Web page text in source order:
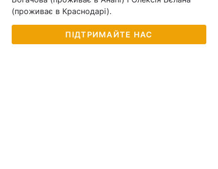
(проживає в Краснодарі).
ПІДТРИМАЙТЕ НАС